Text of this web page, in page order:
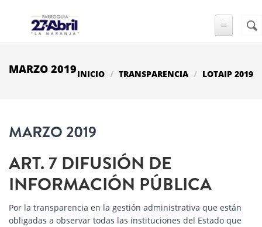
DE
MARZO 2019INICIO TRANSPARENCIA LOTAIP 2019
MARZO 2019
ART. 7 DIFUSIÓN DE
INFORMACIÓN PÚBLICA
Por la transparencia en la gestión administrativa que están
obligadas a observar todas las instituciones del Estado que